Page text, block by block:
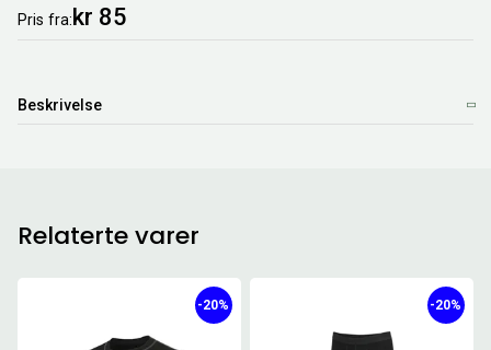
Pris fra kr 85
Beskrivelse
Relaterte varer
-20% -20%